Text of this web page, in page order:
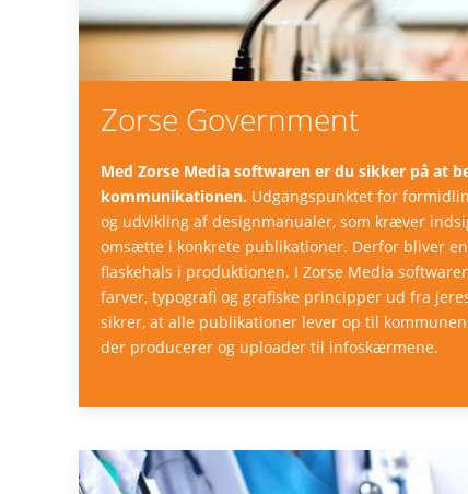
Zorse Government
Med Zorse Media softwaren er du sikker på at
kommunikationen. Udgangspunktet for
og udvikling af designmanualer, som kræver
omsætte i konkrete publikationer. Derfor bliver
flaskehals i produktionen. I Zorse Media
farver, typografi og grafiske principper ud fra
sikrer, at alle publikationer lever op til
der producerer og uploader til infoskærmene.